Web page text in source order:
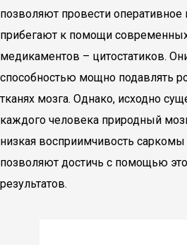
позволяют провести оперативное
прибегают к помощи
медикаментов – цитостатиков.
способностью мощно подавлять
тканях мозга. Однако, исходно
каждого человека природный
низкая восприимчивость
позволяют достичь с помощью
результатов.